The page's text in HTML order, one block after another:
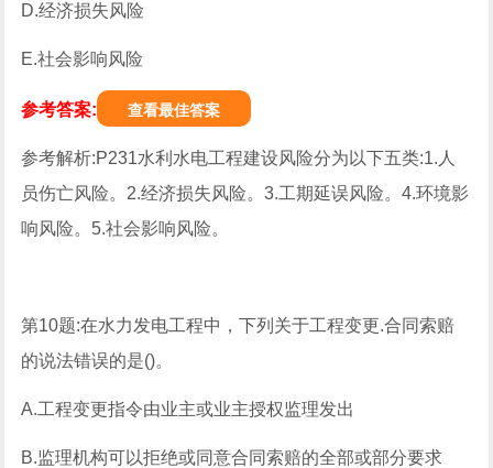
D.经济损失风险
E.社会影响风险
参考答案: 查看最佳答案
参考解析:P231水利水电工程建设风险分为以下五类:1.人
员伤亡风险。2.经济损失风险。3.工期延误风险。4.环境影
响风险。5.社会影响风险。
第10题:在水力发电工程中，下列关于工程变更.合同索赔
的说法错误的是()。
A.工程变更指令由业主或业主授权监理发出
B.监理机构可以拒绝或同意合同索赔的全部或部分要求